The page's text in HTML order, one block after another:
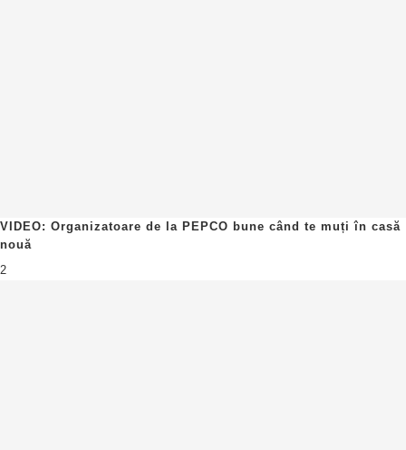
VIDEO: Organizatoare de la PEPCO bune când te muți în casă
nouă
2